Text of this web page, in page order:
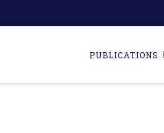
content
PUBLICATIONS